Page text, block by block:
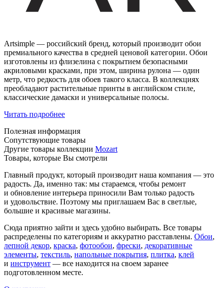
Artsimple — российский бренд, который производит обои
премиального качества в средней ценовой категории. Обои
изготовлены из флизелина с покрытием безопасными
акриловыми красками, при этом, ширина рулона — один
метр, что редкость для обоев такого класса. В коллекциях
преобладают растительные принты в английском стиле,
классические дамаски и универсальные полосы.
Читать подробнее
Полезная информация
Сопутствующие товары
Другие товары коллекции Mozart
Товары, которые Вы смотрели
Главный продукт, который производит наша компания — это
радость. Да, именно так: мы стараемся, чтобы ремонт
и обновление интерьера приносили Вам только радость
и удовольствие. Поэтому мы приглашаем Вас в светлые,
большие и красивые магазины.
Сюда приятно зайти и здесь удобно выбирать. Все товары
распределены по категориям и аккуратно расставлены. Обои,
лепной декор, краска, фотообои, фрески, декоративные
элементы, текстиль, напольные покрытия, плитка, клей
и инструмент — все находится на своем заранее
подготовленном месте.